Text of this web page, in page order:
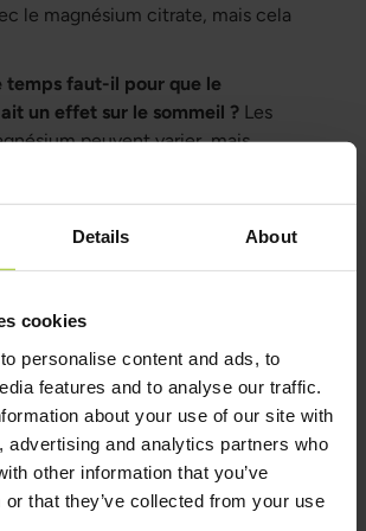
Details About
cookies
personalise content and ads, to
features and to analyse our traffic.
about your use of our site with
advertising and analytics partners who
other information that you’ve
or that they’ve collected from your use
le magnésium citrate, mais cela
temps faut-il pour que le
un effet sur le sommeil ?Les
peuvent varier, mais
une amélioration en
a-t-il un impact sur les rêves ?
rapportent des rêves plus
à l'autre.
formes spécifiques de
le soir ? Oui, certaines formes,
du soir, sont
adaptées pour favoriser un
et relaxant, idéal pour le sommeil,
bisglycinate ou le